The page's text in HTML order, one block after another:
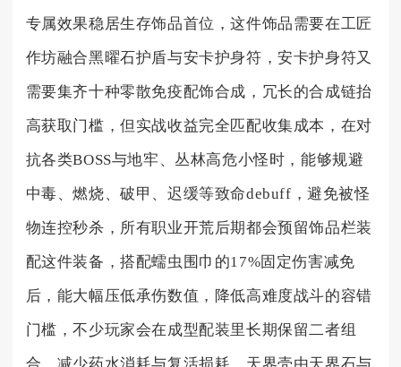
专属效果稳居生存饰品首位，这件饰品需要在工匠
作坊融合黑曜石护盾与安卡护身符，安卡护身符又
需要集齐十种零散免疫配饰合成，冗长的合成链抬
高获取门槛，但实战收益完全匹配收集成本，在对
抗各类BOSS与地牢、丛林高危小怪时，能够规避
中毒、燃烧、破甲、迟缓等致命debuff，避免被怪
物连控秒杀，所有职业开荒后期都会预留饰品栏装
配这件装备，搭配蠕虫围巾的17%固定伤害减免
后，能大幅压低承伤数值，降低高难度战斗的容错
门槛，不少玩家会在成型配装里长期保留二者组